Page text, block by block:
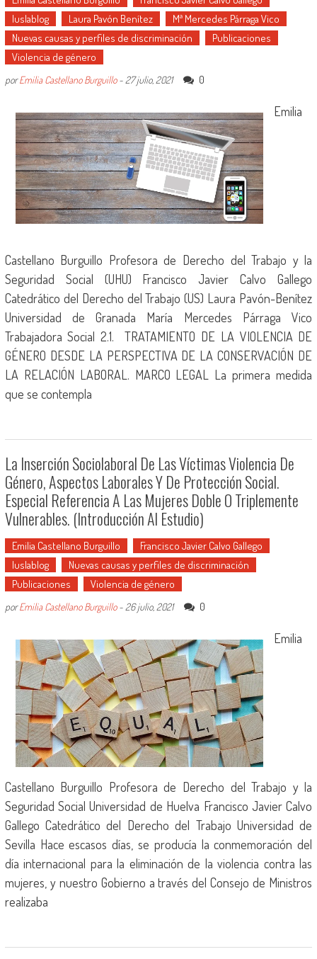
Iuslablog
Laura Pavón Benítez
Mª Mercedes Párraga Vico
Nuevas causas y perfiles de discriminación
Publicaciones
Violencia de género
porEmilia Castellano Burguillo- 27 julio, 2021 0
Emilia
Castellano Burguillo Profesora de Derecho del Trabajo y la
Seguridad Social (UHU) Francisco Javier Calvo Gallego
Catedrático del Derecho del Trabajo (US) Laura Pavón-Benítez
Universidad de Granada María Mercedes Párraga Vico
Trabajadora Social 2.1. TRATAMIENTO DE LA VIOLENCIA DE
GÉNERO DESDE LA PERSPECTIVA DE LA CONSERVACIÓN DE
LA RELACIÓN LABORAL. MARCO LEGAL La primera medida
que se contempla
La Inserción Sociolaboral De Las Víctimas Violencia De
Género, Aspectos Laborales Y De Protección Social.
Especial Referencia A Las Mujeres Doble O Triplemente
Vulnerables. (Introducción Al Estudio)
Emilia Castellano Burguillo
Francisco Javier Calvo Gallego
Iuslablog
Nuevas causas y perfiles de discriminación
Publicaciones
Violencia de género
porEmilia Castellano Burguillo- 26 julio, 2021 0
Emilia
Castellano Burguillo Profesora de Derecho del Trabajo y la
Seguridad Social Universidad de Huelva Francisco Javier Calvo
Gallego Catedrático del Derecho del Trabajo Universidad de
Sevilla Hace escasos días, se producía la conmemoración del
día internacional para la eliminación de la violencia contra las
mujeres, y nuestro Gobierno a través del Consejo de Ministros
realizaba